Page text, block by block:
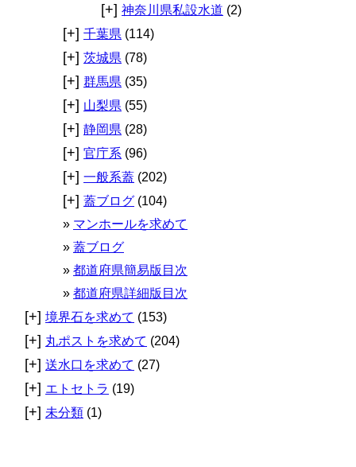
[+] 神奈川県私設水道 (2)
[+] 千葉県 (114)
[+] 茨城県 (78)
[+] 群馬県 (35)
[+] 山梨県 (55)
[+] 静岡県 (28)
[+] 官庁系 (96)
[+] 一般系蓋 (202)
[+] 蓋ブログ (104)
マンホールを求めて
蓋ブログ
都道府県簡易版目次
都道府県詳細版目次
[+] 境界石を求めて (153)
[+] 丸ポストを求めて (204)
[+] 送水口を求めて (27)
[+] エトセトラ (19)
[+] 未分類 (1)